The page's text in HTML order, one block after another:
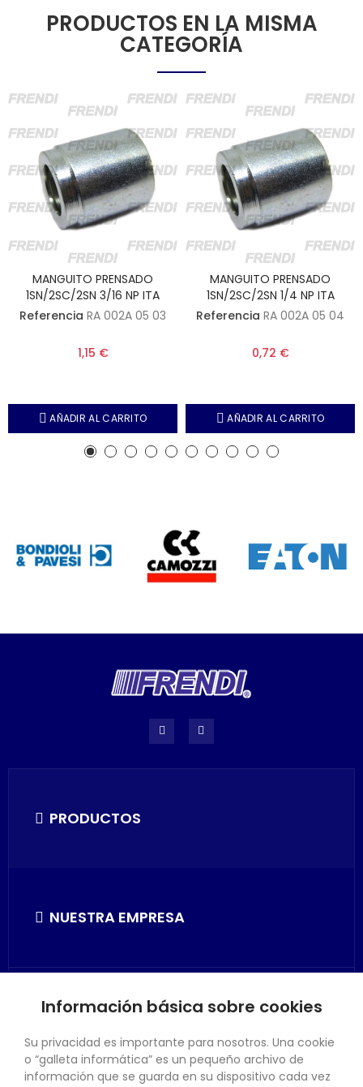
PRODUCTOS EN LA MISMA
CATEGORÍA
MANGUITO PRENSADO
1SN/2SC/2SN 3/16 NP ITA
Referencia RA 002A 05 03
1,15 €
AÑADIR AL CARRITO
MANGUITO PRENSADO
1SN/2SC/2SN 1/4 NP ITA
Referencia RA 002A 05 04
0,72 €
AÑADIR AL CARRITO
PRODUCTOS
NUESTRA EMPRESA
SU CUENTA
Información básica sobre cookies
Su privacidad es importante para nosotros. Una cookie
o “galleta informática” es un pequeño archivo de
información que se guarda en su dispositivo cada vez